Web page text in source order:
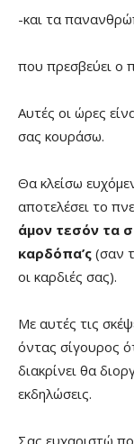
-και τα
που πρεσβεύει ο
Αυτές οι ώρες
σας κουράσω.
Θα κλείσω
αποτελέσει το
άμον τεσόν τα
καρδόπα’ς (σαν
οι καρδιές σας).
Με αυτές τις
όντας σίγουρος
διακρίνει θα
εκδηλώσεις.